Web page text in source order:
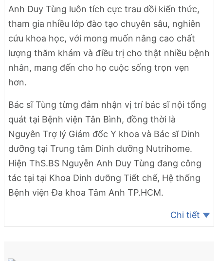
Anh Duy Tùng luôn tích cực trau dồi kiến thức,
tham gia nhiều lớp đào tạo chuyên sâu, nghiên
cứu khoa học, với mong muốn nâng cao chất
lượng thăm khám và điều trị cho thật nhiều bệnh
nhân, mang đến cho họ cuộc sống trọn vẹn
hơn.
Bác sĩ Tùng từng đảm nhận vị trí bác sĩ nội tổng
quát tại Bệnh viện Tân Bình, đồng thời là
Nguyên Trợ lý Giám đốc Y khoa và Bác sĩ Dinh
dưỡng tại Trung tâm Dinh dưỡng Nutrihome.
Hiện ThS.BS Nguyễn Anh Duy Tùng đang công
tác tại tại Khoa Dinh dưỡng Tiết chế, Hệ thống
Bệnh viện Đa khoa Tâm Anh TP.HCM.
Chi tiết